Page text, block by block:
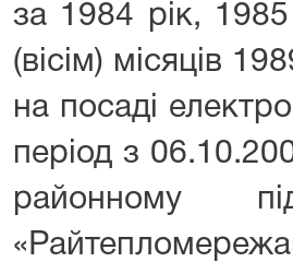
за 1984 рік,
(вісім) місяців
на посаді
період з
районному